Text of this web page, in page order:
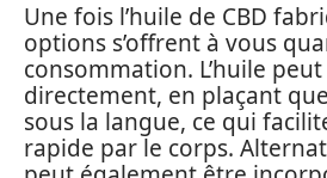
Une fois l’huile de CBD
options s’offrent à vous
consommation. L’huile
directement, en plaçant
sous la langue, ce qui
rapide par le corps.